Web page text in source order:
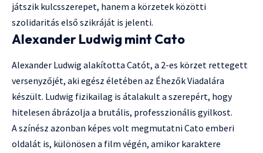
játszik kulcsszerepet, hanem a körzetek közötti
szolidaritás első szikráját is jelenti.
Alexander Ludwig mint Cato
Alexander Ludwig alakította Catót, a 2-es körzet rettegett
versenyzőjét, aki egész életében az Éhezők Viadalára
készült. Ludwig fizikailag is átalakult a szerepért, hogy
hitelesen ábrázolja a brutális, professzionális gyilkost.
A színész azonban képes volt megmutatni Cato emberi
oldalát is, különösen a film végén, amikor karaktere